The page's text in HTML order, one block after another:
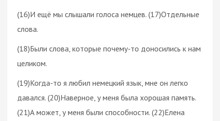
(16)И ещё мы слышали голоса немцев. (17)Отдельные
слова.
(18)Были слова, которые почему-то доносились к нам
целиком.
(19)Когда-то я любил немецкий язык, мне он легко
давался. (20)Наверное, у меня была хорошая память.
(21)А может, у меня были способности. (22)Елена